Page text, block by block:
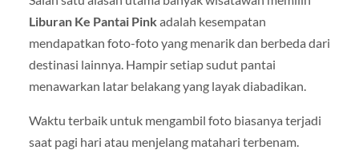
Liburan Ke Pantai Pinkadalah kesempatan
mendapatkan foto-foto yang menarik dan berbeda dari
destinasi lainnya. Hampir setiap sudut pantai
menawarkan latar belakang yang layak diabadikan.
Waktu terbaik untuk mengambil foto biasanya terjadi
saat pagi hari atau menjelang matahari terbenam.